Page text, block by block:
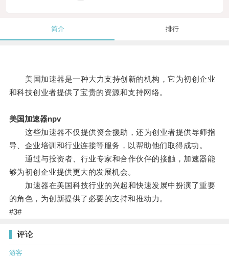
简介 排行
美国加速器是一种大力支持创新的机构，它为初创企业
和科技创业者提供了宝贵的资源和支持网络。
美国加速器npv
这些加速器不仅提供资金援助，还为创业者提供导师指
导、企业培训和行业连接等服务，以帮助他们取得成功。
通过与投资者、行业专家和合作伙伴的接触，加速器能
够为初创企业提供更大的发展机会。
加速器在美国科技行业的兴起和快速发展中扮演了重要
的角色，为创新提供了必要的支持和推动力。
#3#
评论
游客